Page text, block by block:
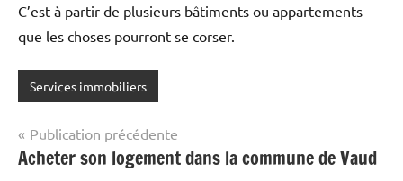
C’est à partir de plusieurs bâtiments ou appartements
que les choses pourront se corser.
Services immobiliers
Navigation
de
Publication précédente
Acheter son logement dans la commune de Vaud